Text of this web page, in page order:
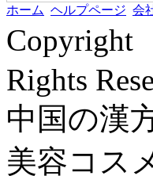
ホーム ヘルプページ 会
Rights
中国の漢
美容コス